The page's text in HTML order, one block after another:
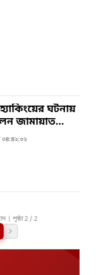
ঘটনায়
জামায়াত
০৪:৪২:০২
| পৃষ্ঠা 2 / 2